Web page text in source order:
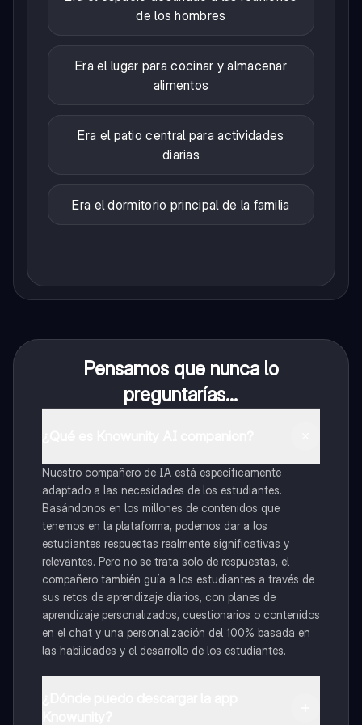
de los hombres
Era el lugar para cocinar y almacenar
alimentos
Era el patio central para actividades
diarias
Era el dormitorio principal de la familia
Pensamos que nunca lo
preguntarías...
Nuestro compañero de IA está específicamente
adaptado a las necesidades de los estudiantes.
Basándonos en los millones de contenidos que
tenemos en la plataforma, podemos dar a los
estudiantes respuestas realmente significativas y
relevantes. Pero no se trata solo de respuestas, el
compañero también guía a los estudiantes a través de
sus retos de aprendizaje diarios, con planes de
aprendizaje personalizados, cuestionarios o contenidos
en el chat y una personalización del 100% basada en
las habilidades y el desarrollo de los estudiantes.